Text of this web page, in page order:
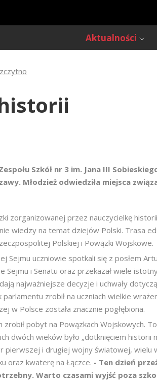
Aktualności
Szkół nr 3 im. Jana III
Młodzież odwiedziła miejsca
zorganizowanej przez nauczycielkę
wiedzy na temat dziejów Polski. Trasa
Polskiej i Powązki Wojskowe.
Sejmu uczniowie spotkali się z posłem
Sejmu i Senatu oraz przekazał wiele
najważniejsze decyzje i uchwały
parlamentu zrobił na uczniach wielkie
w Polsce została znacznie pogłębiona.
zrobił pobyt na Powązkach Wojskowych.
dwóch wieków było „dotknięciem historii
i drugiej wojny światowej, wielu
oraz kwaterę na Łączce. - Ten dzień
Warto czasami wyjść poza